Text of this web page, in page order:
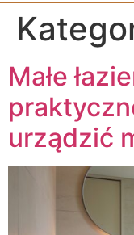
Małe
urządzić